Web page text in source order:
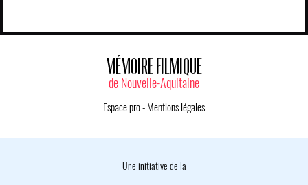
MÉMOIRE FILMIQUE
de Nouvelle-Aquitaine
Espace pro- Mentions légales
Une initiative de la